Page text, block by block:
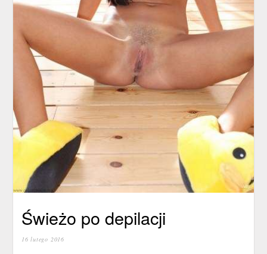
Świeżo po depilacji
16 lutego 2016